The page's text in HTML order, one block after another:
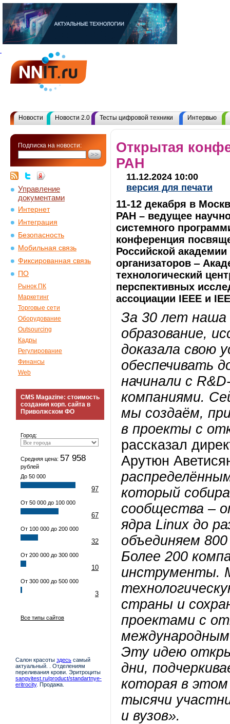
Новости Новости 2.0 Тесты цифровой техники Интервью
Подписка на новости:
Управление
документами
Интернет
Интеграция
Безопасность
Мобильная связь
Фиксированная связь
ПО
Рынок ПК
Маркетинг
Торговые сети
Оборудование
Outsourcing
Кадры
Регулирование
Финансы
Web
CMS Magazine: стоимость
создания корп. сайта в
Приволжском ФО
Город:
Средняя цена: 57 958
рублей
До 50 000
97
От 50 000 до 100 000
67
От 100 000 до 200 000
32
От 200 000 до 300 000
10
От 300 000 до 500 000
3
Все типы сайтов
Салон красоты здесь самый
актуальный. . Отделениям
переливания крови. Эритроциты
sangvitest.ru/product/standartnye-
eritrocity. Продажа.
Открытая
РАН
11.12.2024 10:00
версия для печати
11-12 декабря в
РАН – ведущее
системного
конференция
Российской
организаторов ‒
технологический
перспективных
ассоциации IEEE и
За 30 лет
образование,
доказала свою
обеспечивать
начинали с
компаниями.
мы создаём,
в проекты с
рассказал
Арутюн
который
сообщества –
ядра Linux до
объединяем
Более 200
инструменты.
страны и
проектами с
Эту идею
дни,
которая в
тысячи
и вузов».